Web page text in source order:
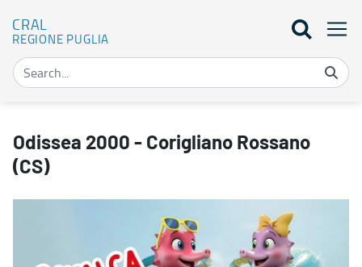
CRAL
REGIONE PUGLIA
Odissea 2000 - Corigliano Rossano
(CS)